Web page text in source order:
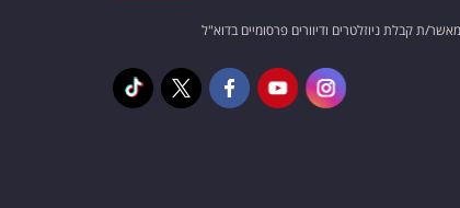
ת קבלת ניוזלטרים ודיוורים פרסומיים בדוא"ל